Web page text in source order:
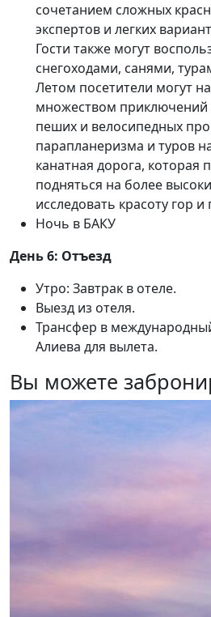
сочетанием сложных
экспертов и легких
Гости также могут
снегоходами, санями,
Летом посетители могут
множеством приключений
пеших и велосипедных
парапланеризма и туров
канатная дорога, которая
подняться на более
исследовать красоту гор
Ночь в БАКУ
День 6: Отъезд
Утро: Завтрак в отеле.
Выезд из отеля.
Трансфер в
Алиева для вылета.
Вы можете